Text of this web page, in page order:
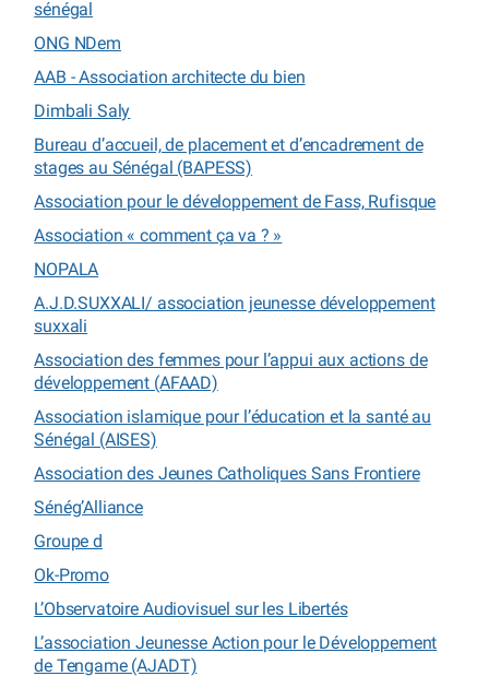
sénégal
ONG NDem
AAB - Association architecte du bien
Dimbali Saly
Bureau d’accueil, de placement et d’encadrement de
stages au Sénégal (BAPESS)
Association pour le développement de Fass, Rufisque
Association « comment ça va ? »
NOPALA
A.J.D.SUXXALI/ association jeunesse développement
suxxali
Association des femmes pour l’appui aux actions de
développement (AFAAD)
Association islamique pour l’éducation et la santé au
Sénégal (AISES)
Association des Jeunes Catholiques Sans Frontiere
Sénég’Alliance
Groupe d
Ok-Promo
L’Observatoire Audiovisuel sur les Libertés
L’association Jeunesse Action pour le Développement
de Tengame (AJADT)